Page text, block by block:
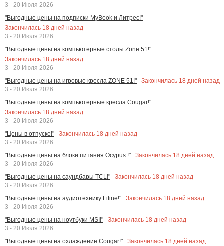
3 - 20 Июля 2026
"Выгодные цены на подписки MyBook и Литрес!"
Закончилась 18 дней назад
3 - 20 Июля 2026
"Выгодные цены на компьютерные столы Zone 51!"
Закончилась 18 дней назад
3 - 20 Июля 2026
"Выгодные цены на игровые кресла ZONE 51!"
Закончилась 18 дней назад
3 - 20 Июля 2026
"Выгодные цены на компьютерные кресла Cougar!"
Закончилась 18 дней назад
3 - 20 Июля 2026
"Цены в отпуске!"
Закончилась 18 дней назад
3 - 20 Июля 2026
"Выгодные цены на блоки питания Ocypus !"
Закончилась 18 дней назад
3 - 20 Июля 2026
"Выгодные цены на саундбары TCL!"
Закончилась 18 дней назад
3 - 20 Июля 2026
"Выгодные цены на аудиотехнику Fifine!"
Закончилась 18 дней назад
3 - 20 Июля 2026
"Выгодные цены на ноутбуки MSI!"
Закончилась 18 дней назад
3 - 20 Июля 2026
"Выгодные цены на охлаждение Cougar!"
Закончилась 18 дней назад